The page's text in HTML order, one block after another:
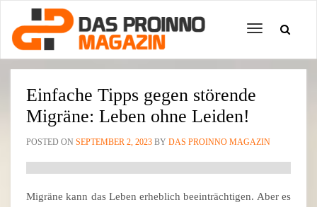
Toggle
Einfache Tipps gegen störende
Migräne: Leben ohne Leiden!
POSTED ON SEPTEMBER 2, 2023 BY DAS PROINNO MAGAZIN
Migräne kann das Leben erheblich beeinträchtigen. Aber es